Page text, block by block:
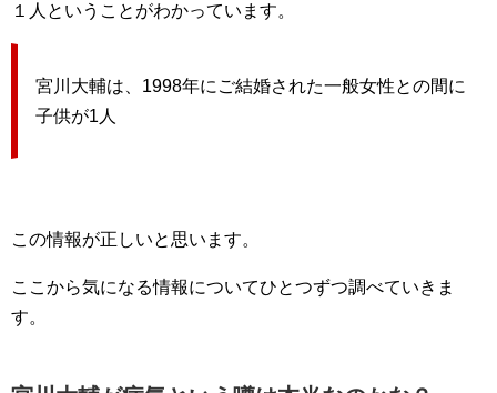
１人ということがわかっています。
宮川大輔は、1998年にご結婚された一般女性との間に
子供が1人
この情報が正しいと思います。
ここから気になる情報についてひとつずつ調べていきま
す。